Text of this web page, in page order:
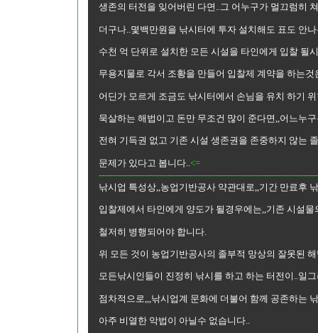
생존의 터전을 잊어버린 다면..그 어누구가 멀끄럼히
더구나..몇백만원을 낚시터에 투자 설치해도 표도 안
수천 억 단위로 설치한 모든 시설을 타인에게 입찰 될
무용지물로 각서 조황을 만들어 입찰제 계약을 하는것
어딘가 모르게 조금도 낚시터에서 손님을 유치 하기
묵살하는 해법이고 돈만 무조건 많이 준다면,,어느누
전혀 기득권 없고 기존 시설 생존권을 존중하지 않는
문제가 있다고 봅니다.. <=
낚시업 특성상,,농업기반공사 약관대로,,기간 만료후
입찰제에서 타인에게 양도가 될경우에는,,기존 시설물
철저히 병행되어야 합니다.
위 모든 것이 농업기반공사의 졸부적 망상의 잘못된
모든낚시인들이 진정히 낚시를 하고 하는 터전이..일
점차적으로,,,낚시업계 문화에 더불어 함께 공존하는
아주 비열한 악법이 아닐수 없습니다..